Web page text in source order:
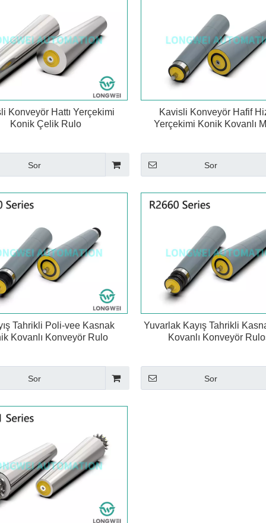
Konveyör Hattı Yerçekimi
Konik Çelik Rulo
Sor
Kavisli Konveyör Hafif
Yerçekimi Konik Kovanlı
Sor
Tahrikli Poli-vee Kasnak
Kovanlı Konveyör Rulo
Sor
Yuvarlak Kayış Tahrikli
Kovanlı Konveyör
Sor